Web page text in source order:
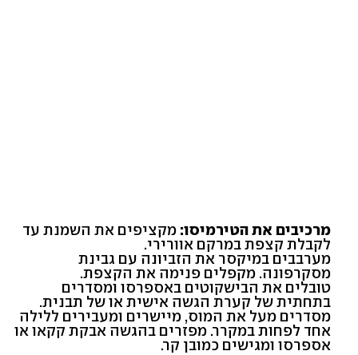
מרכיבים את הטירמיסו: מקציפים את השמנת עד
לקבלת קצפת במרקם אוורירי.
מערבבים במיקסר את הזביונה עם גבינת
מסקרפונה. מקפלים פנימה את הקצפת.
טובלים את הבישקוטים באספרסו ומסדרים
בתחתית של קערת הגשה אישית או של תבנית.
מסדרים מעל את המוס, מיישרים ומעבירים ללילה
אחד לפחות במקרר. מפזרים בהגשה אבקת קקאו או
אספרסו ומגישים כמובן קר.